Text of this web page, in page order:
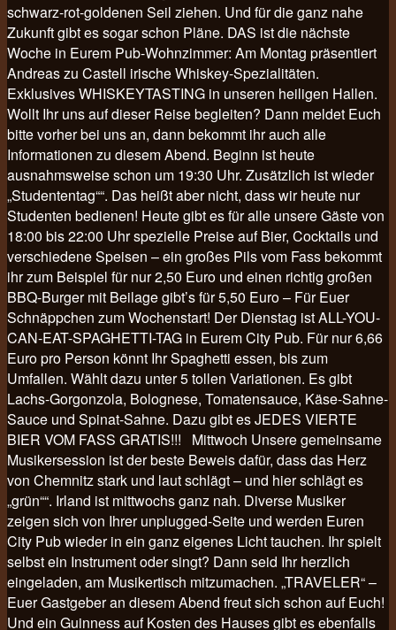
schwarz-rot-goldenen Seil ziehen. Und für die ganz nahe
Zukunft gibt es sogar schon Pläne. DAS ist die nächste
Woche in Eurem Pub-Wohnzimmer: Am Montag präsentiert
Andreas zu Castell irische Whiskey-Spezialitäten.
Exklusives WHISKEYTASTING in unseren heiligen Hallen.
Wollt Ihr uns auf dieser Reise begleiten? Dann meldet Euch
bitte vorher bei uns an, dann bekommt ihr auch alle
Informationen zu diesem Abend. Beginn ist heute
ausnahmsweise schon um 19:30 Uhr. Zusätzlich ist wieder
„Studententag““. Das heißt aber nicht, dass wir heute nur
Studenten bedienen! Heute gibt es für alle unsere Gäste von
18:00 bis 22:00 Uhr spezielle Preise auf Bier, Cocktails und
verschiedene Speisen – ein großes Pils vom Fass bekommt
ihr zum Beispiel für nur 2,50 Euro und einen richtig großen
BBQ-Burger mit Beilage gibt’s für 5,50 Euro – Für Euer
Schnäppchen zum Wochenstart! Der Dienstag ist ALL-YOU-
CAN-EAT-SPAGHETTI-TAG in Eurem City Pub. Für nur 6,66
Euro pro Person könnt Ihr Spaghetti essen, bis zum
Umfallen. Wählt dazu unter 5 tollen Variationen. Es gibt
Lachs-Gorgonzola, Bolognese, Tomatensauce, Käse-Sahne-
Sauce und Spinat-Sahne. Dazu gibt es JEDES VIERTE
BIER VOM FASS GRATIS!!! Mittwoch Unsere gemeinsame
Musikersession ist der beste Beweis dafür, dass das Herz
von Chemnitz stark und laut schlägt – und hier schlägt es
„grün““. Irland ist mittwochs ganz nah. Diverse Musiker
zeigen sich von Ihrer unplugged-Seite und werden Euren
City Pub wieder in ein ganz eigenes Licht tauchen. Ihr spielt
selbst ein Instrument oder singt? Dann seid Ihr herzlich
eingeladen, am Musikertisch mitzumachen. „TRAVELER“ –
Euer Gastgeber an diesem Abend freut sich schon auf Euch!
Und ein Guinness auf Kosten des Hauses gibt es ebenfalls